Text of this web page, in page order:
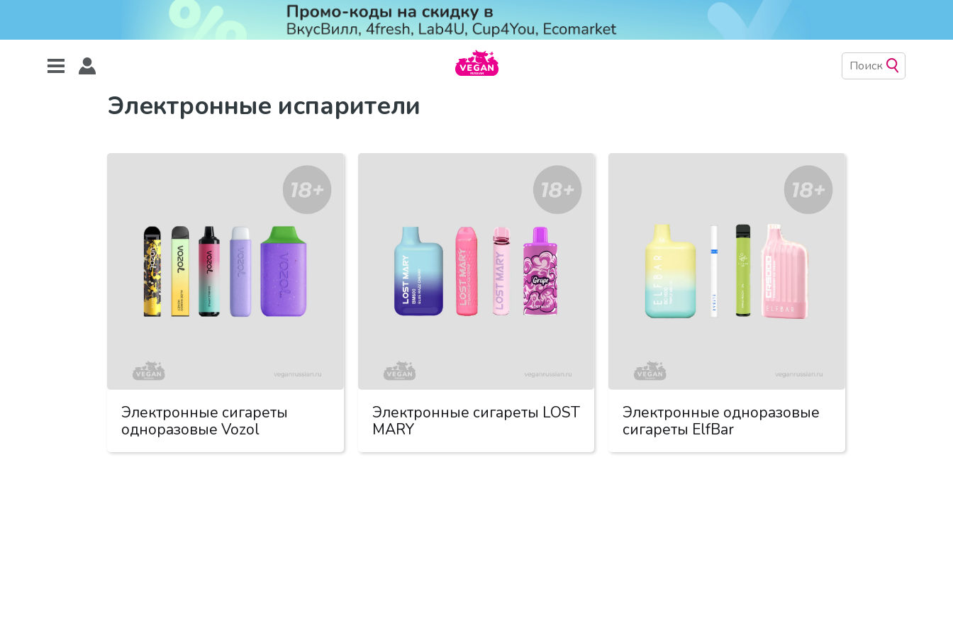
Электронные испарители
Электронные сигареты
одноразовые Vozol
Электронные сигареты LOST
MARY
Электронные одноразовые
сигареты ElfBar